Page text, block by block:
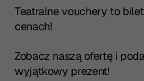
Teatralne vouchery to
cenach!
Zobacz naszą ofertę i
wyjątkowy prezent!